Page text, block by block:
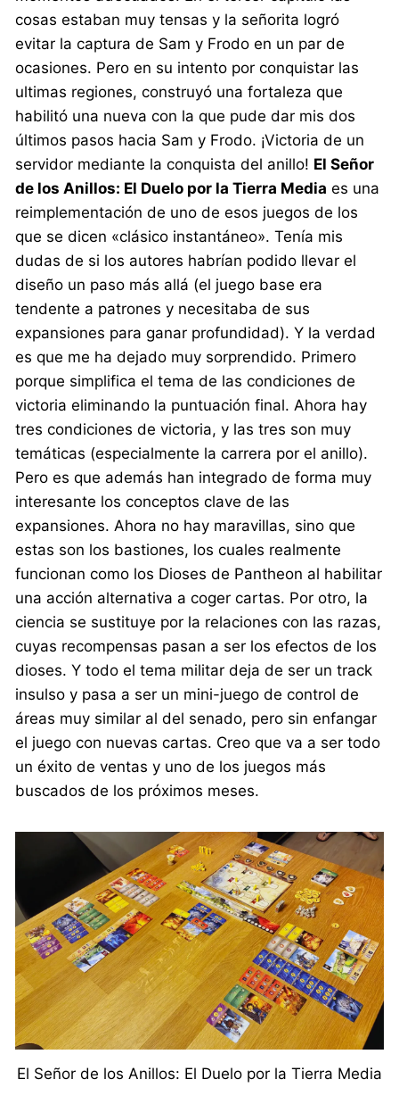
cosas estaban muy tensas y la señorita logró
evitar la captura de Sam y Frodo en un par de
ocasiones. Pero en su intento por conquistar las
ultimas regiones, construyó una fortaleza que
habilitó una nueva con la que pude dar mis dos
últimos pasos hacia Sam y Frodo. ¡Victoria de un
servidor mediante la conquista del anillo! El Señor
de los Anillos: El Duelo por la Tierra Media es una
reimplementación de uno de esos juegos de los
que se dicen «clásico instantáneo». Tenía mis
dudas de si los autores habrían podido llevar el
diseño un paso más allá (el juego base era
tendente a patrones y necesitaba de sus
expansiones para ganar profundidad). Y la verdad
es que me ha dejado muy sorprendido. Primero
porque simplifica el tema de las condiciones de
victoria eliminando la puntuación final. Ahora hay
tres condiciones de victoria, y las tres son muy
temáticas (especialmente la carrera por el anillo).
Pero es que además han integrado de forma muy
interesante los conceptos clave de las
expansiones. Ahora no hay maravillas, sino que
estas son los bastiones, los cuales realmente
funcionan como los Dioses de Pantheon al habilitar
una acción alternativa a coger cartas. Por otro, la
ciencia se sustituye por la relaciones con las razas,
cuyas recompensas pasan a ser los efectos de los
dioses. Y todo el tema militar deja de ser un track
insulso y pasa a ser un mini-juego de control de
áreas muy similar al del senado, pero sin enfangar
el juego con nuevas cartas. Creo que va a ser todo
un éxito de ventas y uno de los juegos más
buscados de los próximos meses.
El Señor de los Anillos: El Duelo por la Tierra Media